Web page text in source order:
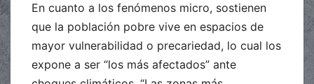
En cuanto a los fenómenos micro, sostienen
que la población pobre vive en espacios de
mayor vulnerabilidad o precariedad, lo cual los
expone a ser “los más afectados” ante